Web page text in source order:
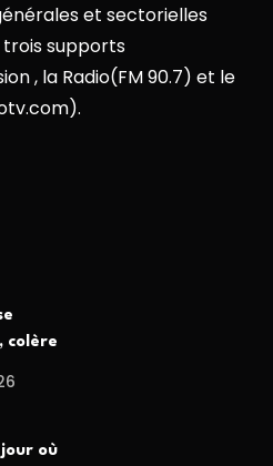
et sectorielles
supports
, la Radio(FM 90.7) et le
colère
où